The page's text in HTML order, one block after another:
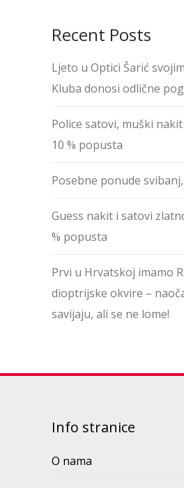
Recent Posts
Ljeto u Optici Šarić
Kluba donosi odlične
Police satovi, muški
10 % popusta
Posebne ponude
Guess nakit i satovi
% popusta
Prvi u Hrvatskoj imamo
dioptrijske okvire –
savijaju, ali se ne lome!
Info stranice
O nama